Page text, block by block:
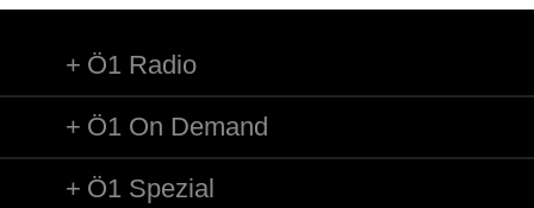
Ö1 Radio
Ö1 On Demand
Ö1 Spezial